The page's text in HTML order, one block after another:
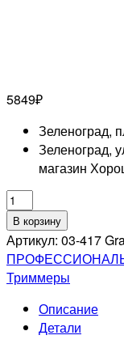
5849₽
Зеленоград,
Зеленоград,
магазин
Количество
товара
DEWAL
PRO
BLADE
СЕРЫЙ
КЛИНОК
В корзину
Артикул: 03-417
Триммеры
Описание
Детали